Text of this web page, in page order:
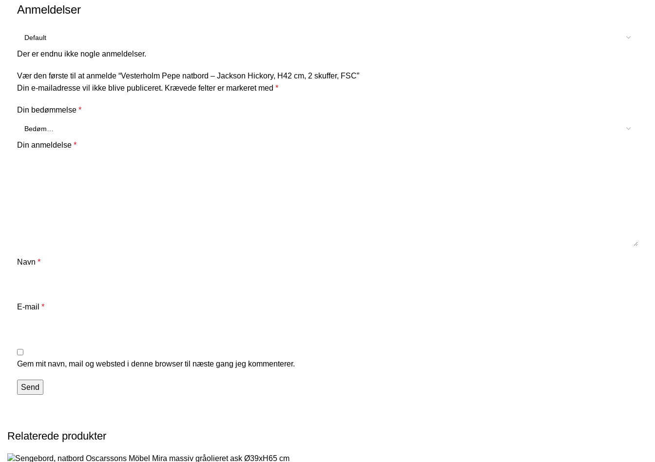
Anmeldelser
Der er endnu ikke nogle anmeldelser.
Vær den første til at anmelde “Vesterholm Pepe natbord – Jackson Hickory, H42 cm, 2 skuffer, FSC”
Din e-mailadresse vil ikke blive publiceret. Krævede felter er markeret med *
Din bedømmelse *
Din anmeldelse *
Navn *
E-mail *
Gem mit navn, mail og websted i denne browser til næste gang jeg kommenterer.
Relaterede produkter